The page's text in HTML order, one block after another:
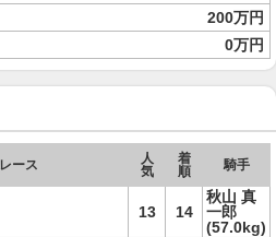
200万円
0万円
レース
人
気
着
順
騎手
13 14
秋山 真
一郎
(57.0kg)